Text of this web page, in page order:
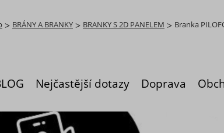
> BRÁNY A BRANKY > BRANKY S 2D PANELEM > Branka
Nejčastější dotazy Doprava